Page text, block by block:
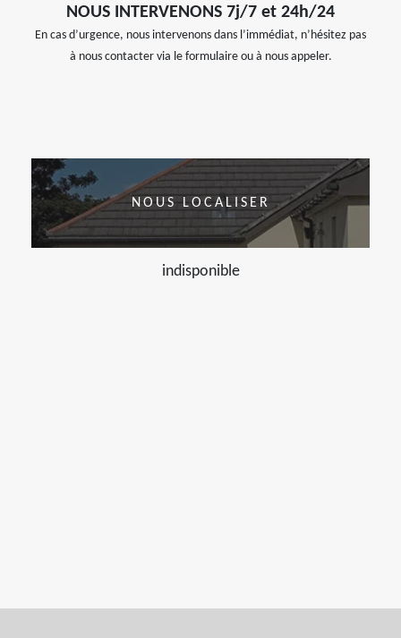
NOUS INTERVENONS 7j/7 et 24h/24
En cas d’urgence, nous intervenons dans l’immédiat, n’hésitez pas
à nous contacter via le formulaire ou à nous appeler.
NOUS LOCALISER
indisponible